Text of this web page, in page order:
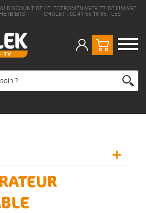
DISCOUNT DE L'ÉLECTROMÉNAGER ET DE L'IMAGE
HERBIERS. CHOLET : 02 41 55 18 85 - LES